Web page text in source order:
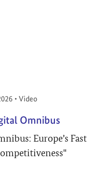
am:
• Video
Omnibus
Europe’s Fast